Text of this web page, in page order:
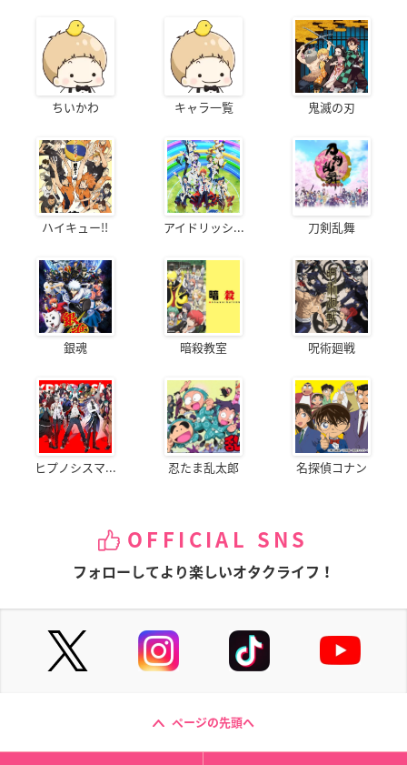
ちいかわ キャラ一覧 鬼滅の刃
ハイキュー!! アイドリッシ... 刀剣乱舞
銀魂 暗殺教室 呪術廻戦
ヒプノシスマ... 忍たま乱太郎 名探偵コナン
OFFICIAL SNS
フォローしてより楽しいオタクライフ！
ページの先頭へ